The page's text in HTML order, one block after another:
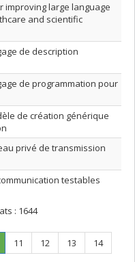
improving large language
and scientific
de description
de programmation pour
de création générique
privé de transmission
testables
: 1644
Page
11 Page
12 Page
13 Page
14